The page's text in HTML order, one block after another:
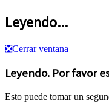
Leyendo...
❎Cerrar ventana
Leyendo. Por favor
Esto puede tomar un